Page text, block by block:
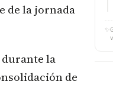
de la jornada
la
de
✨